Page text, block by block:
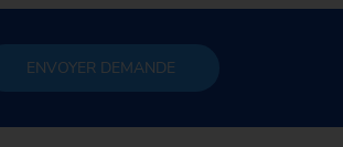
ENVOYER DEMANDE